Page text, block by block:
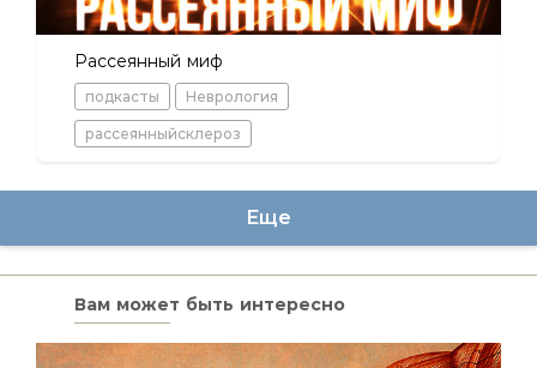
Рассеянный миф
подкасты Неврология
рассеянныйсклероз
Еще
Вам может быть интересно